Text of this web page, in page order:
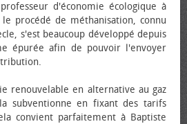
d'économie écologique à
procédé de méthanisation, connu
s'est beaucoup développé depuis
épurée afin de pouvoir l'envoyer
renouvelable en alternative au gaz
subventionne en fixant des tarifs
convient parfaitement à Baptiste